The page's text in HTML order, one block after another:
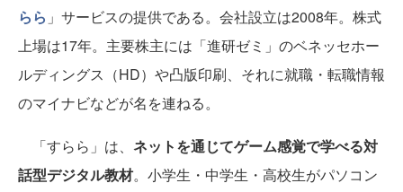
らら 」サービスの提供である。会社設立は2008年。株式
上場は17年。主要株主には「進研ゼミ」のベネッセホー
ルディングス（HD）や凸版印刷、それに就職・転職情報
のマイナビなどが名を連ねる。
「すらら」は、 ネットを通じてゲーム感覚で学べる対
話型デジタル教材。小学生・中学生・高校生がパソコン